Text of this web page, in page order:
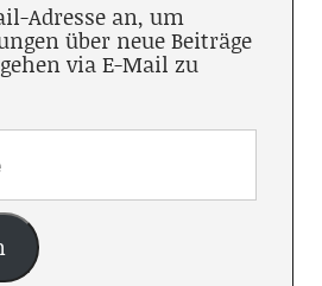
Adresse an, um
über neue Beiträge
via E-Mail zu